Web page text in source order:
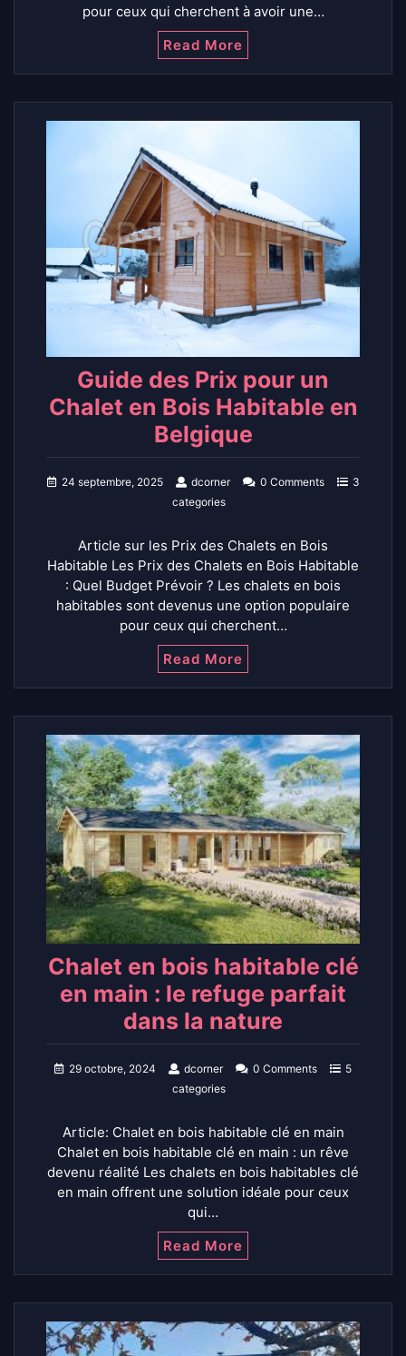
pour ceux qui cherchent à avoir une…
Read More
Guide des Prix pour un
Chalet en Bois Habitable en
Belgique
24 septembre, 2025 dcorner 0 Comments
3
categories
Article sur les Prix des Chalets en Bois
Habitable Les Prix des Chalets en Bois Habitable
: Quel Budget Prévoir ? Les chalets en bois
habitables sont devenus une option populaire
pour ceux qui cherchent…
Read More
Chalet en bois habitable clé
en main : le refuge parfait
dans la nature
29 octobre, 2024 dcorner 0 Comments
5
categories
Article: Chalet en bois habitable clé en main
Chalet en bois habitable clé en main : un rêve
devenu réalité Les chalets en bois habitables clé
en main offrent une solution idéale pour ceux
qui…
Read More